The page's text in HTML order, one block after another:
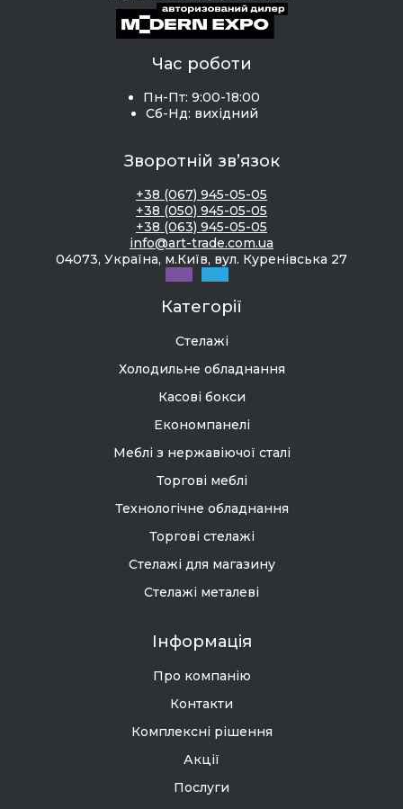
Час роботи
Пн-Пт: 9:00-18:00
Сб-Нд: вихідний
Зворотній зв’язок
+38 (067) 945-05-05
+38 (050) 945-05-05
+38 (063) 945-05-05
info@art-trade.com.ua
04073, Україна, м.Київ, вул. Куренівська 27
Категорії
Стелажі
Холодильне обладнання
Касові бокси
Економпанелі
Меблі з нержавіючої сталі
Торгові меблі
Технологічне обладнання
Торгові стелажі
Стелажі для магазину
Стелажі металеві
Інформація
Про компанію
Контакти
Комплексні рішення
Акції
Послуги